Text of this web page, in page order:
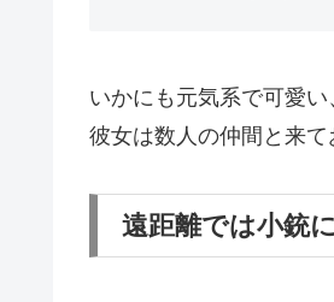
いかにも元気系で可愛い
彼女は数人の仲間と来
遠距離では小銃